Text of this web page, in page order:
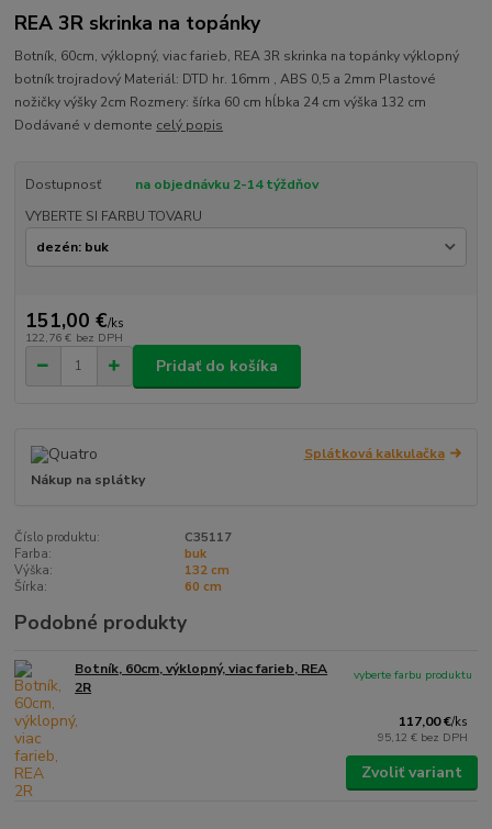
REA 3R skrinka na topánky
Botník, 60cm, výklopný, viac farieb, REA 3R skrinka na topánky výklopný
botník trojradový Materiál: DTD hr. 16mm , ABS 0,5 a 2mm Plastové
nožičky výšky 2cm Rozmery: šírka 60 cm hĺbka 24 cm výška 132 cm
Dodávané v demonte celý popis
Dostupnosť
na objednávku 2-14 týždňov
VYBERTE SI FARBU TOVARU
151,00 €/ks
122,76 € bez DPH
Pridať do košíka
Splátková kalkulačka
Nákup na splátky
Číslo produktu:
C35117
Farba:
buk
Výška:
132 cm
Šírka:
60 cm
Podobné produkty
Botník, 60cm, výklopný, viac farieb, REA
2R
117,00 €/ks
95,12 € bez DPH
vyberte farbu produktu
Zvoliť variant